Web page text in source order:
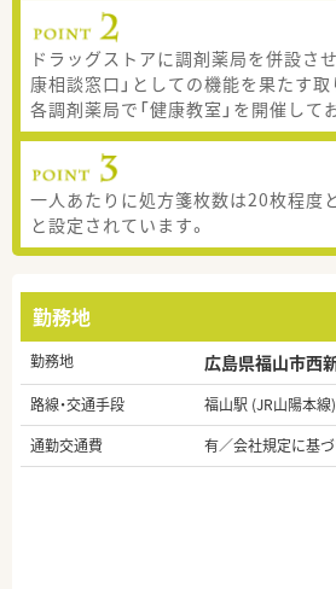
ドラッグストアに調剤薬局を併設さ
康相談窓口」としての機能を果たす取
各調剤薬局で「健康教室」を開催して
一人あたりに処方箋枚数は20枚程度
と設定されています。
勤務地
勤務地 広島県福山市西
路線・交通手段
福山駅 (JR山陽本
通勤交通費
有／会社規定に基